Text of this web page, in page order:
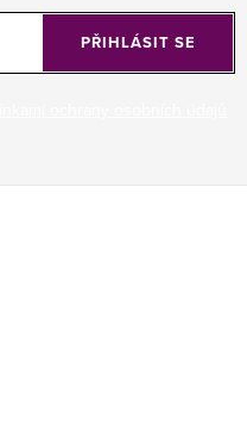
PŘIHLÁSIT SE